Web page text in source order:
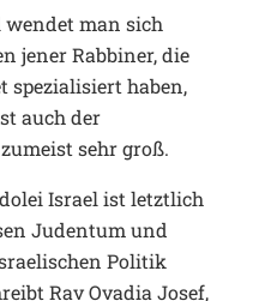
man sich
jener Rabbiner, die
spezialisiert haben,
auch der
sehr groß.
Israel ist letztlich
Judentum und
Politik
Rav Ovadia Josef,